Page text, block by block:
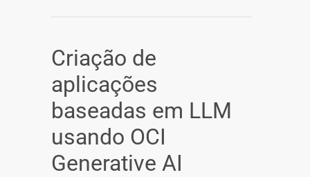
Criação de
aplicações
baseadas em LLM
usando OCI
Generative AI